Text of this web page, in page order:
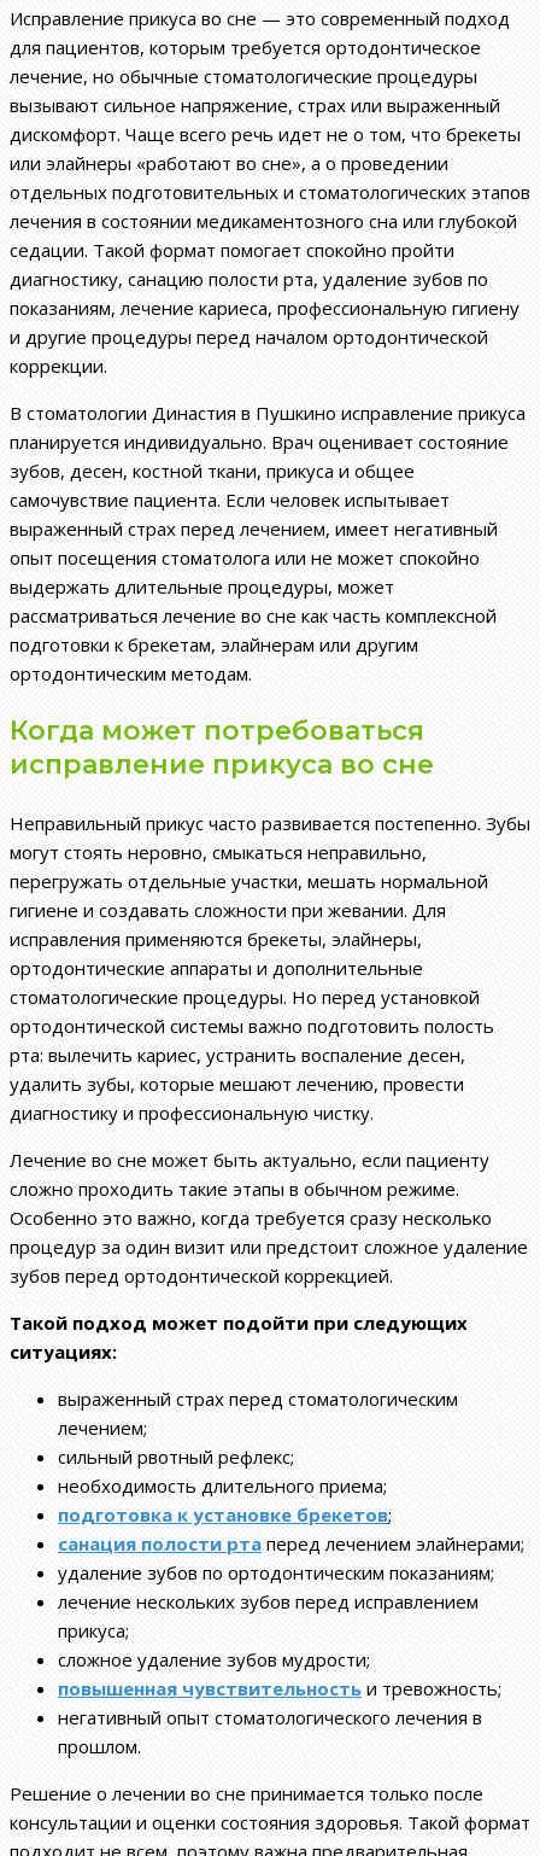
Исправление прикуса во сне — это современный подход
для пациентов, которым требуется ортодонтическое
лечение, но обычные стоматологические процедуры
вызывают сильное напряжение, страх или выраженный
дискомфорт. Чаще всего речь идет не о том, что брекеты
или элайнеры «работают во сне», а о проведении
отдельных подготовительных и стоматологических этапов
лечения в состоянии медикаментозного сна или глубокой
седации. Такой формат помогает спокойно пройти
диагностику, санацию полости рта, удаление зубов по
показаниям, лечение кариеса, профессиональную гигиену
и другие процедуры перед началом ортодонтической
коррекции.
В стоматологии Династия в Пушкино исправление прикуса
планируется индивидуально. Врач оценивает состояние
зубов, десен, костной ткани, прикуса и общее
самочувствие пациента. Если человек испытывает
выраженный страх перед лечением, имеет негативный
опыт посещения стоматолога или не может спокойно
выдержать длительные процедуры, может
рассматриваться лечение во сне как часть комплексной
подготовки к брекетам, элайнерам или другим
ортодонтическим методам.
Когда может потребоваться
исправление прикуса во сне
Неправильный прикус часто развивается постепенно. Зубы
могут стоять неровно, смыкаться неправильно,
перегружать отдельные участки, мешать нормальной
гигиене и создавать сложности при жевании. Для
исправления применяются брекеты, элайнеры,
ортодонтические аппараты и дополнительные
стоматологические процедуры. Но перед установкой
ортодонтической системы важно подготовить полость
рта: вылечить кариес, устранить воспаление десен,
удалить зубы, которые мешают лечению, провести
диагностику и профессиональную чистку.
Лечение во сне может быть актуально, если пациенту
сложно проходить такие этапы в обычном режиме.
Особенно это важно, когда требуется сразу несколько
процедур за один визит или предстоит сложное удаление
зубов перед ортодонтической коррекцией.
Такой подход может подойти при следующих
ситуациях:
выраженный страх перед стоматологическим
лечением;
сильный рвотный рефлекс;
необходимость длительного приема;
подготовка к установке брекетов;
санация полости рта перед лечением элайнерами;
удаление зубов по ортодонтическим показаниям;
лечение нескольких зубов перед исправлением
прикуса;
сложное удаление зубов мудрости;
повышенная чувствительность и тревожность;
негативный опыт стоматологического лечения в
прошлом.
Решение о лечении во сне принимается только после
консультации и оценки состояния здоровья. Такой формат
подходит не всем, поэтому важна предварительная